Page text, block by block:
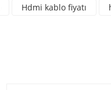
Hdmi kablo fiyatı